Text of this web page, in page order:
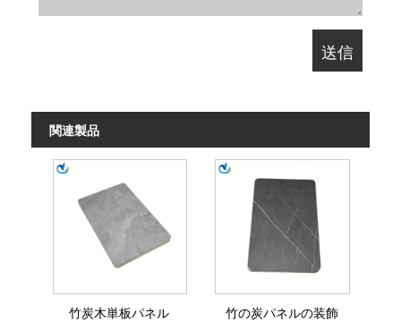
関連製品
竹炭木単板パネル 竹の炭パネルの装飾